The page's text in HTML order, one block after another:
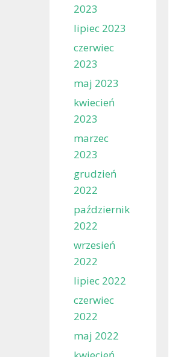
2023
lipiec 2023
czerwiec
2023
maj 2023
kwiecień
2023
marzec
2023
grudzień
2022
październik
2022
wrzesień
2022
lipiec 2022
czerwiec
2022
maj 2022